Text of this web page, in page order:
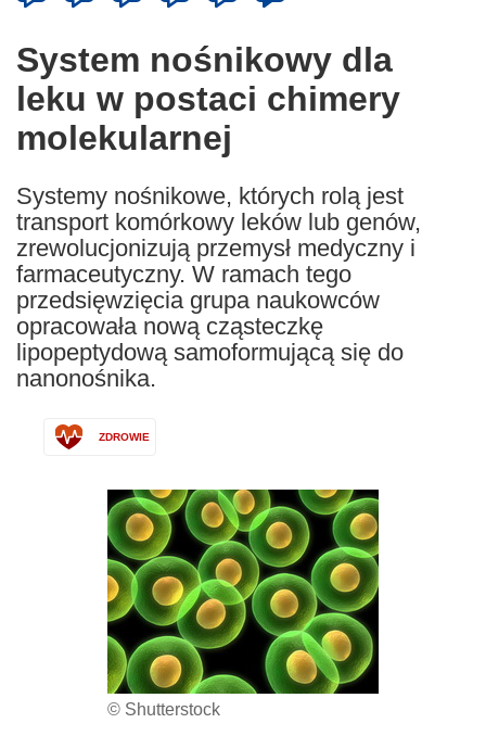
available
the
following
languages:
System nośnikowy dla
leku w postaci chimery
molekularnej
Systemy nośnikowe, których rolą jest
transport komórkowy leków lub genów,
zrewolucjonizują przemysł medyczny i
farmaceutyczny. W ramach tego
przedsięwzięcia grupa naukowców
opracowała nową cząsteczkę
lipopeptydową samoformującą się do
nanonośnika.
ZDROWIE
© Shutterstock